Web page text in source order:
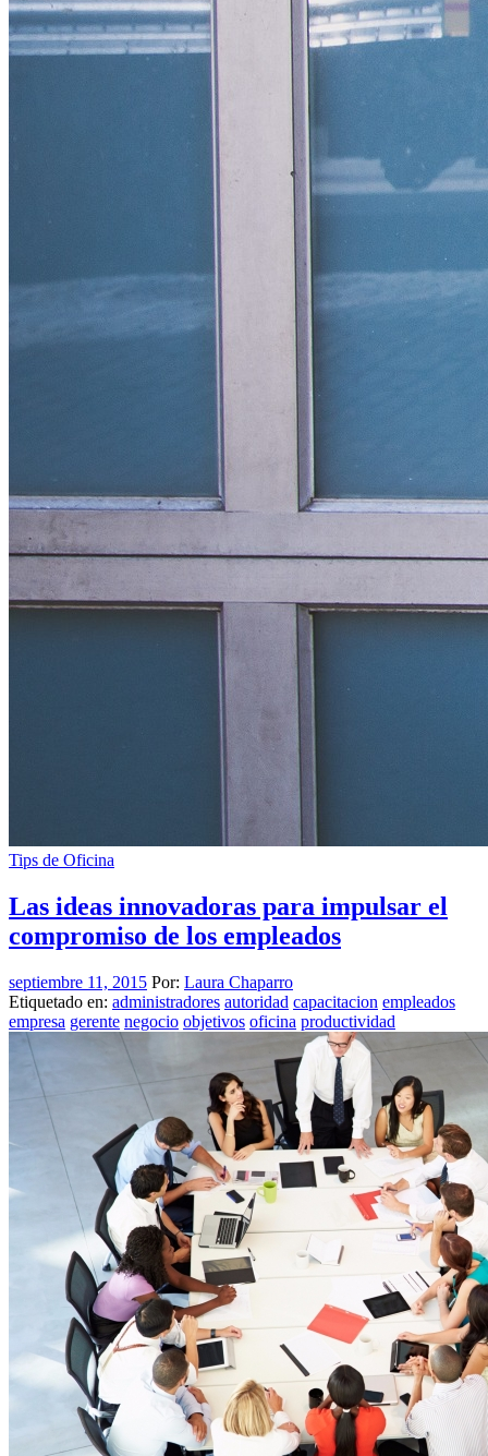
Tips de Oficina
Las ideas innovadoras para impulsar el
compromiso de los empleados
septiembre 11, 2015 Por: Laura Chaparro
Etiquetado en: administradores autoridad capacitacion empleados
empresa gerente negocio objetivos oficina productividad